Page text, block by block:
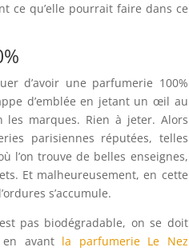
ce qu’elle pourrait faire dans ce
d’avoir une parfumerie 100%
d’emblée en jetant un œil au
les marques. Rien à jeter. Alors
parisiennes réputées, telles
l’on trouve de belles enseignes,
Et malheureusement, en cette
s’accumule.
pas biodégradable, on se doit
avant la parfumerie Le Nez